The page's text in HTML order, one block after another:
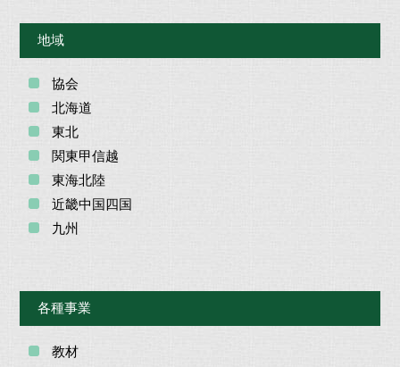
地域
協会
北海道
東北
関東甲信越
東海北陸
近畿中国四国
九州
各種事業
教材